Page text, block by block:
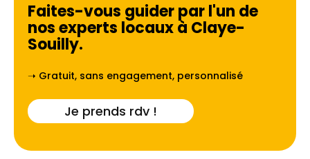
Faites-vous guider par l'un de
nos experts locaux à Claye-
Souilly.
➝ Gratuit, sans engagement, personnalisé
Je prends rdv !